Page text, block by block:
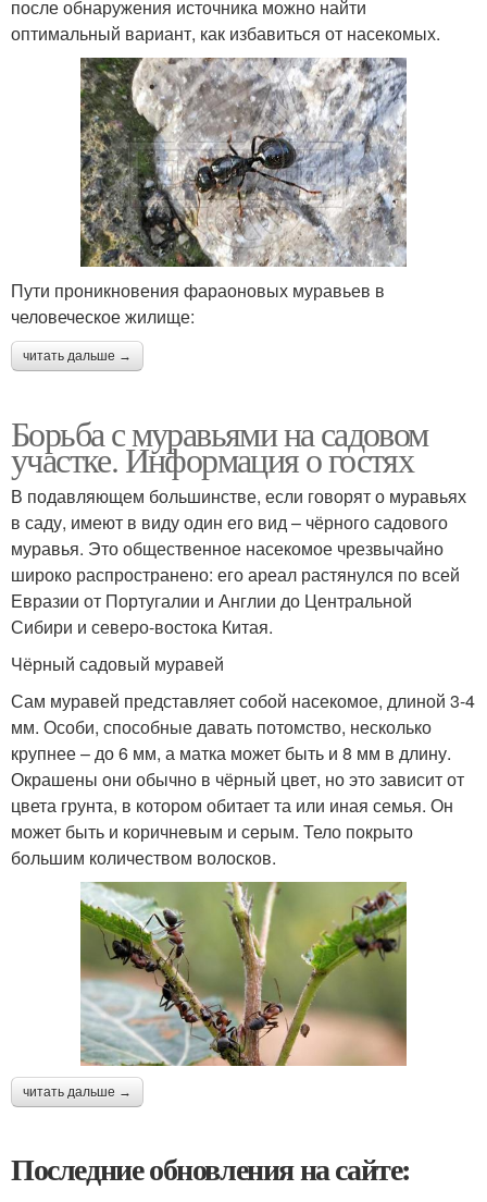
после обнаружения источника можно найти
оптимальный вариант, как избавиться от насекомых.
Пути проникновения фараоновых муравьев в
человеческое жилище:
читать дальше →
Борьба с муравьями на садовом
участке. Информация о гостях
В подавляющем большинстве, если говорят о муравьях
в саду, имеют в виду один его вид – чёрного садового
муравья. Это общественное насекомое чрезвычайно
широко распространено: его ареал растянулся по всей
Евразии от Португалии и Англии до Центральной
Сибири и северо-востока Китая.
Чёрный садовый муравей
Сам муравей представляет собой насекомое, длиной 3-4
мм. Особи, способные давать потомство, несколько
крупнее – до 6 мм, а матка может быть и 8 мм в длину.
Окрашены они обычно в чёрный цвет, но это зависит от
цвета грунта, в котором обитает та или иная семья. Он
может быть и коричневым и серым. Тело покрыто
большим количеством волосков.
читать дальше →
Последние обновления на сайте: